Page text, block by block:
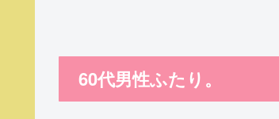
60代男性ふたり。